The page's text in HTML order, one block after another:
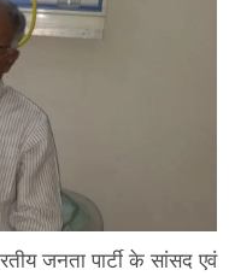
जनता पार्टी के सांसद एवं